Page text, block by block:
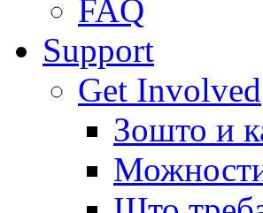
FAQ
Support
Get Involved
Зошто и